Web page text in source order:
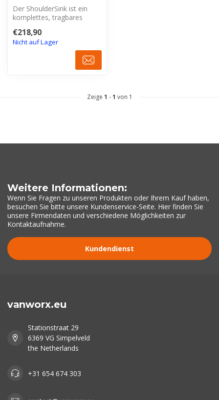
Der ShoulderSink ist ein
komplettes, tragbares
Litern W...
€218,90
Nicht auf Lager
Zeige 1 -1 von 1
Weitere Informationen:
Wenn Sie Fragen zu unseren Produkten oder Ihrem Kauf haben,
besuchen Sie bitte unsere Kundenservice-Seite. Hier finden Sie
unsere Firmendaten und verschiedene Möglichkeiten zur
Kontaktaufnahme.
Kundendienst
vanworx.eu
Stationstraat 29
6369 VG Simpelveld
the Netherlands
+31 654 674 303